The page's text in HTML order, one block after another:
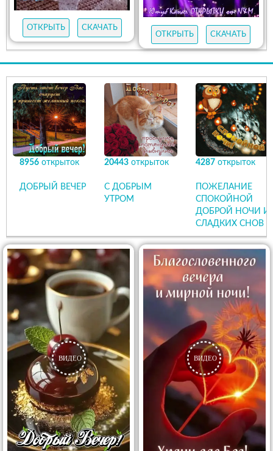
ОТКРЫТЬ
СКАЧАТЬ
ОТКРЫТЬ
СКАЧАТЬ
8956открыток
ДОБРЫЙ ВЕЧЕР
20443 открыток
С ДОБРЫМ
УТРОМ
4287 открыток
ПОЖЕЛАНИЕ
СПОКОЙНОЙ
ДОБРОЙ НОЧИ И
СЛАДКИХ СНОВ